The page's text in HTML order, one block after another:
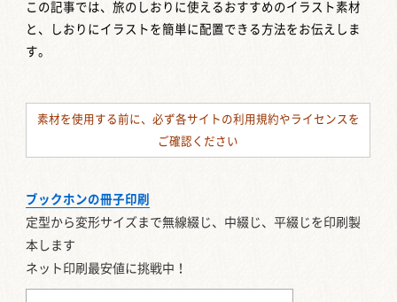
この記事では、旅のしおりに使えるおすすめのイラスト素材
と、しおりにイラストを簡単に配置できる方法をお伝えしま
す。
素材を使用する前に、必ず各サイトの利用規約やライセンスを
ご確認ください
ブックホンの冊子印刷
定型から変形サイズまで無線綴じ、中綴じ、平綴じを印刷製
本します
ネット印刷最安値に挑戦中！